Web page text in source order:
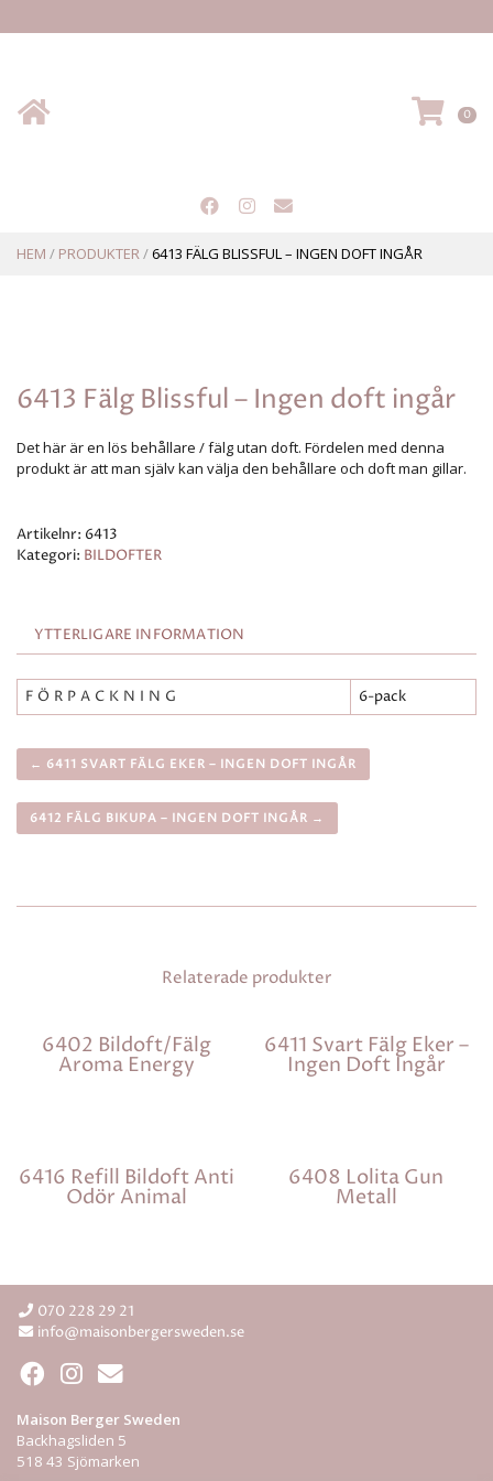
0
HEM / PRODUKTER/6413 FÄLG BLISSFUL – INGEN DOFT INGÅR
6413 Fälg Blissful – Ingen doft ingår
Det här är en lös behållare / fälg utan doft. Fördelen med denna
produkt är att man själv kan välja den behållare och doft man gillar.
Artikelnr: 6413
Kategori: BILDOFTER
YTTERLIGARE INFORMATION
FÖRPACKNING 6-pack
← 6411 SVART FÄLG EKER – INGEN DOFT INGÅR
6412 FÄLG BIKUPA – INGEN DOFT INGÅR →
Relaterade produkter
6402 Bildoft/fälg
Aroma Energy
6411 Svart Fälg Eker –
Ingen Doft Ingår
6416 Refill Bildoft Anti
Odör Animal
6408 Lolita Gun
Metall
070 228 29 21
info@maisonbergersweden.se
Maison Berger Sweden
Backhagsliden 5
518 43 Sjömarken